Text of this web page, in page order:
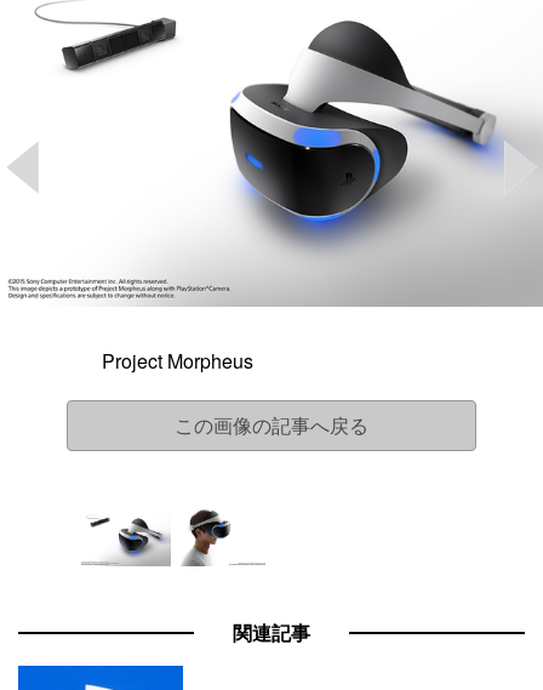
Project Morpheus
この画像の記事へ戻る
関連記事